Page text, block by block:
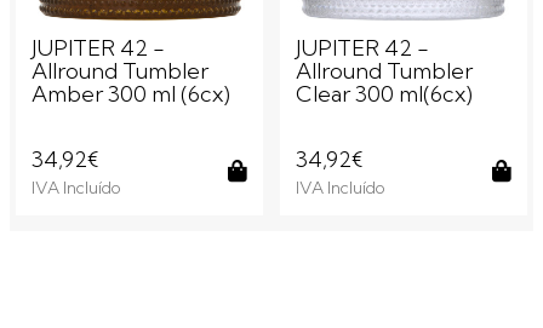
JUPITER 42 -
Allround Tumbler
Amber 300 ml (6cx)
34,92€
IVA Incluído Comprar
JUPITER 42 -
Allround Tumbler
Clear 300 ml(6cx)
34,92€
IVA Incluído